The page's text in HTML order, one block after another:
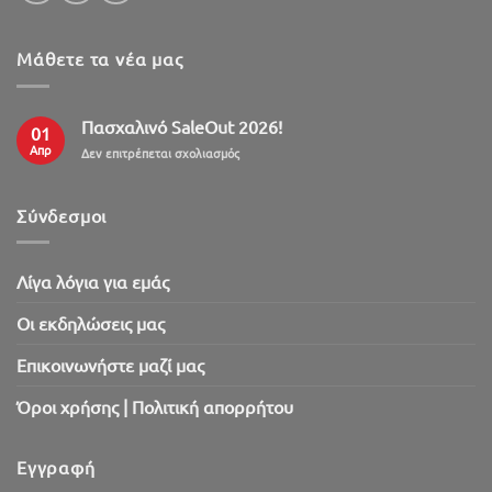
Μάθετε τα νέα μας
01
Απρ
Πασχαλινό SaleOut 2026!
Δεν επιτρέπεται σχολιασμόςστο
Σύνδεσμοι
Λίγα λόγια για εμάς
Oι εκδηλώσεις μας
Επικοινωνήστε μαζί μας
Όροι χρήσης | Πολιτική απορρήτου
Εγγραφή